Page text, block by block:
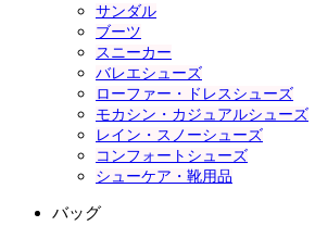
サンダル
ブーツ
スニーカー
バレエシューズ
ローファー・ドレスシューズ
モカシン・カジュアルシューズ
レイン・スノーシューズ
コンフォートシューズ
シューケア・靴用品
バッグ